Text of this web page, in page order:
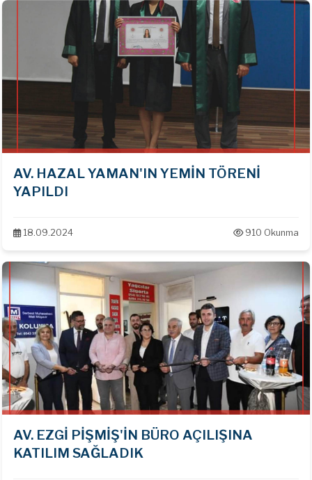
AV. HAZAL YAMAN'IN YEMİN TÖRENİ
YAPILDI
18.09.2024 910 Okunma
AV. EZGİ PİŞMİŞ'İN BÜRO AÇILIŞINA
KATILIM SAĞLADIK